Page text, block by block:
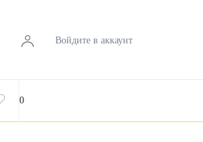
Войдите в аккаунт
0